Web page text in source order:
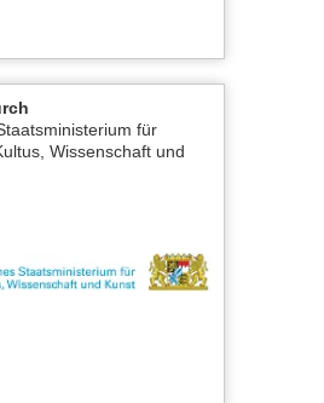
für
Wissenschaft und